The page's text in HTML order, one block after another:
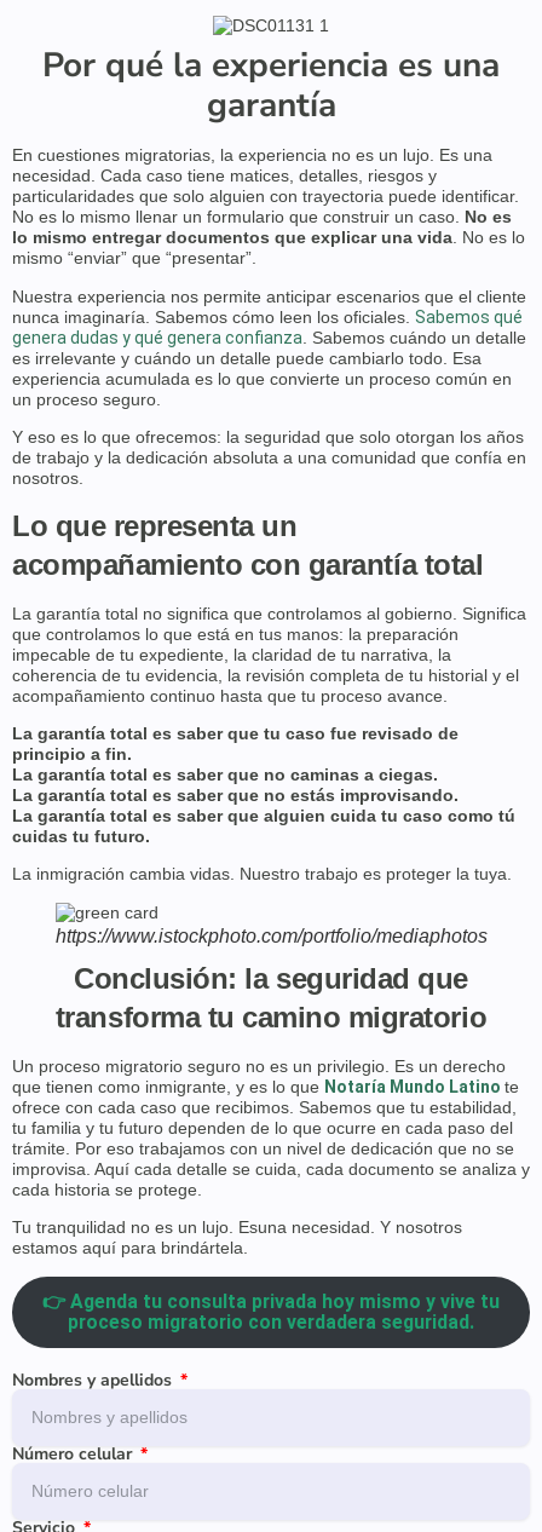
Por qué la experiencia es una
garantía
En cuestiones migratorias, la experiencia no es un lujo. Es una
necesidad. Cada caso tiene matices, detalles, riesgos y
particularidades que solo alguien con trayectoria puede identificar.
No es lo mismo llenar un formulario que construir un caso. No es
lo mismo entregar documentos que explicar una vida. No es lo
mismo “enviar” que “presentar”.
Nuestra experiencia nos permite anticipar escenarios que el cliente
nunca imaginaría. Sabemos cómo leen los oficiales. Sabemos qué
genera dudas y qué genera confianza . Sabemos cuándo un detalle
es irrelevante y cuándo un detalle puede cambiarlo todo. Esa
experiencia acumulada es lo que convierte un proceso común en
un proceso seguro.
Y eso es lo que ofrecemos: la seguridad que solo otorgan los años
de trabajo y la dedicación absoluta a una comunidad que confía en
nosotros.
Lo que representa un
acompañamiento con garantía total
La garantía total no significa que controlamos al gobierno. Significa
que controlamos lo que está en tus manos: la preparación
impecable de tu expediente, la claridad de tu narrativa, la
coherencia de tu evidencia, la revisión completa de tu historial y el
acompañamiento continuo hasta que tu proceso avance.
La garantía total es saber que tu caso fue revisado de
principio a fin.
La garantía total es saber que no caminas a ciegas.
La garantía total es saber que no estás improvisando.
La garantía total es saber que alguien cuida tu caso como tú
cuidas tu futuro.
La inmigración cambia vidas. Nuestro trabajo es proteger la tuya.
https://www.istockphoto.com/portfolio/mediaphotos
Conclusión: la seguridad que
transforma tu camino migratorio
Un proceso migratorio seguro no es un privilegio. Es un derecho
que tienen como inmigrante, y es lo que Notaría Mundo Latino te
ofrece con cada caso que recibimos. Sabemos que tu estabilidad,
tu familia y tu futuro dependen de lo que ocurre en cada paso del
trámite. Por eso trabajamos con un nivel de dedicación que no se
improvisa. Aquí cada detalle se cuida, cada documento se analiza y
cada historia se protege.
Tu tranquilidad no es un lujo. Esuna necesidad. Y nosotros
estamos aquí para brindártela.
👉 Agenda tu consulta privada hoy mismo y vive tu
proceso migratorio con verdadera seguridad.
Nombres y apellidos
Número celular
Servicio